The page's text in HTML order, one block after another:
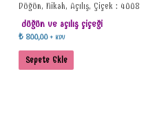
Düğün, Nikah, Açılış, Çiçek : 4008
düğün ve açılış çiçeği
₺ 800,00 + KDV
Sepete Ekle